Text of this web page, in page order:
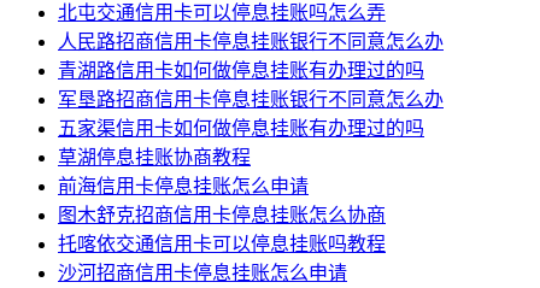
北屯交通信用卡可以停息挂账吗怎么弄
人民路招商信用卡停息挂账银行不同意怎么办
青湖路信用卡如何做停息挂账有办理过的吗
军垦路招商信用卡停息挂账银行不同意怎么办
五家渠信用卡如何做停息挂账有办理过的吗
草湖停息挂账协商教程
前海信用卡停息挂账怎么申请
图木舒克招商信用卡停息挂账怎么协商
托喀依交通信用卡可以停息挂账吗教程
沙河招商信用卡停息挂账怎么申请